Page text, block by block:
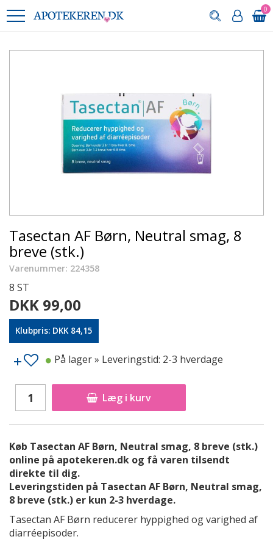
0
Tasectan AF Børn, Neutral smag, 8
breve (stk.)
Varenummer: 224358
8 ST
DKK 99,00
Klubpris: DKK 84,15
Læg i kurv
På lager» Leveringstid: 2-3 hverdage
Køb Tasectan AF Børn, Neutral smag, 8 breve (stk.)
online på apotekeren.dk og få varen tilsendt
direkte til dig.
Leveringstiden på Tasectan AF Børn, Neutral smag,
8 breve (stk.) er kun 2-3 hverdage.
Tasectan AF Børn reducerer hyppighed og varighed af
diarréepisoder.